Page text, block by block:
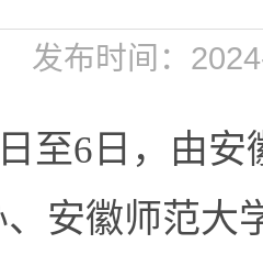
发布时间：
至6日，由
、安徽师范大